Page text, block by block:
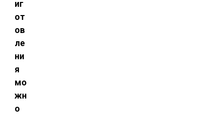
иг
от
ов
ле
ни
я
мо
жн
о